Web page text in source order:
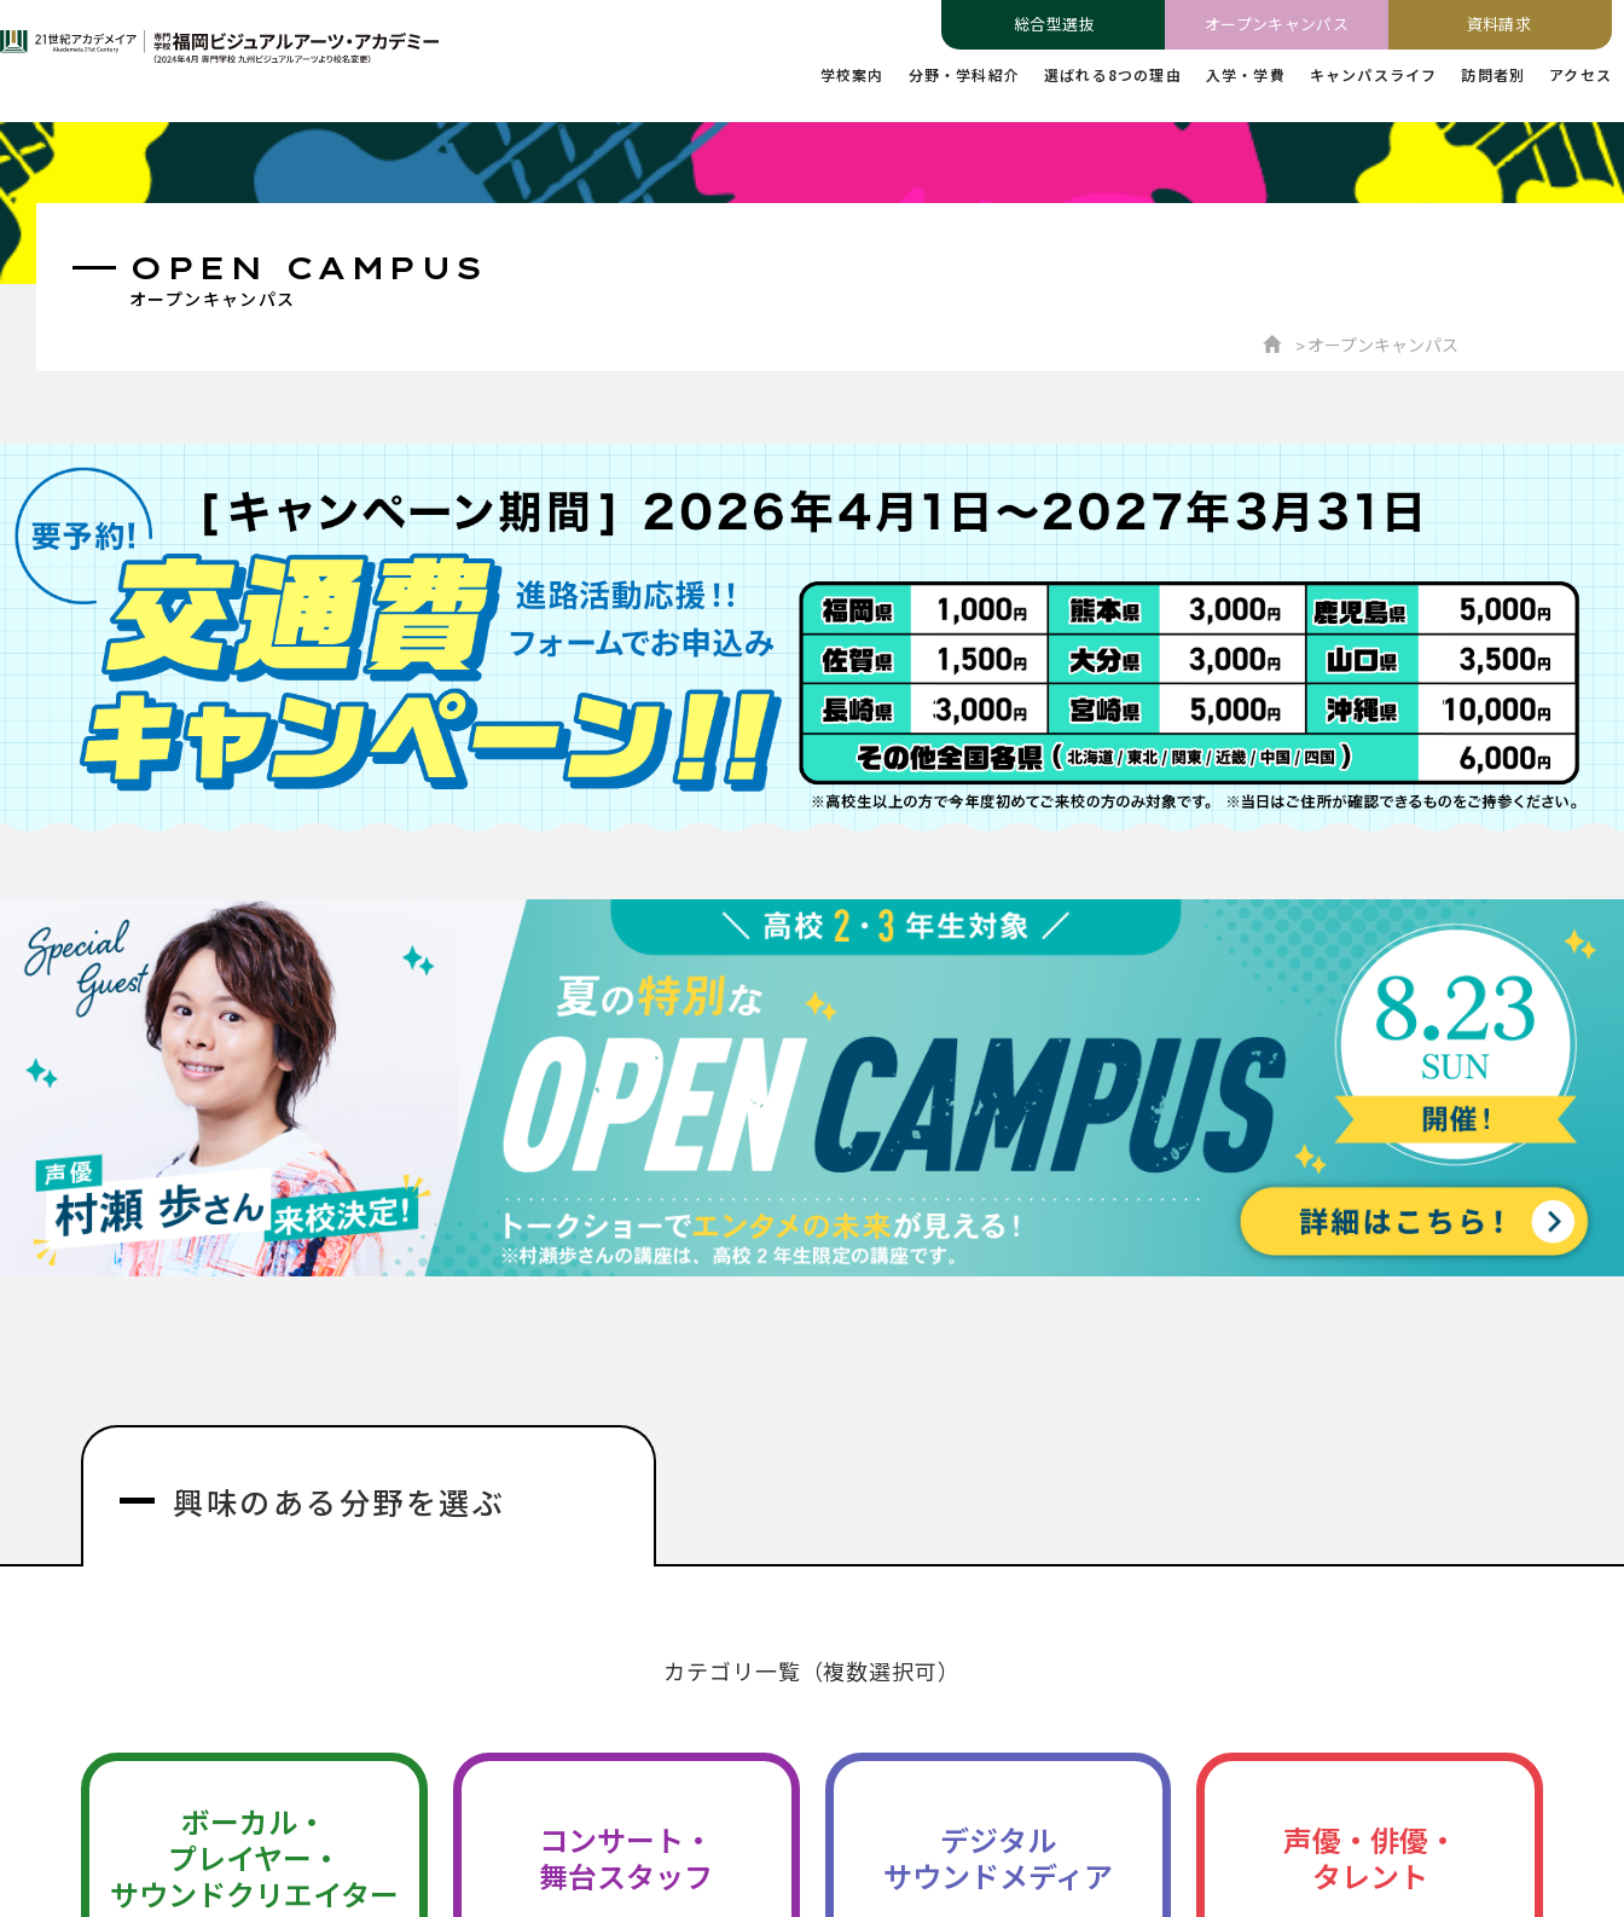
総合型選抜 オープンキャンパス 資料請求
学校案内 分野・学科紹介 選ばれる8つの理由 入学・学費 キャンパスライフ 訪問者別 アクセス
オープンキャンパス
OPEN CAMPUS
オープンキャンパス
興味のある分野を選ぶ
カテゴリ一覧（複数選択可）
ボーカル・
プレイヤー・
サウンドクリエイター
コンサート・
舞台スタッフ
デジタル
サウンドメディア
声優・俳優・
タレント